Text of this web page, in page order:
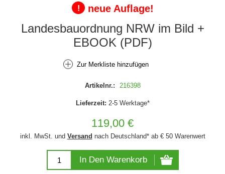
! neue Auflage!
Landesbauordnung NRW im Bild +
EBOOK (PDF)
Zur Merkliste hinzufügen
Artikelnr.: 216398
Lieferzeit: 2-5 Werktage*
119,00 €
inkl. MwSt. und Versand nach Deutschland* ab € 50 Warenwert
In Den Warenkorb